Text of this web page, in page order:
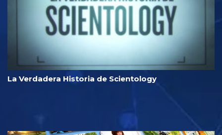
La Verdadera Historia de Scientology